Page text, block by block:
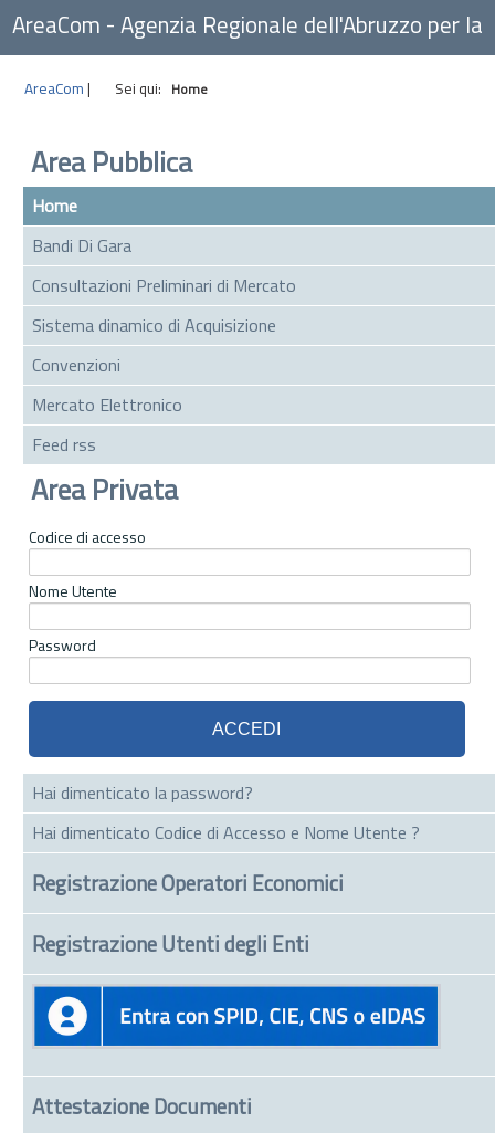
AreaCom - Agenzia Regionale dell'Abruzzo per la
Committenza
AreaCom | Sei qui: Home
Area Pubblica
Home
Bandi Di Gara
Consultazioni Preliminari di Mercato
Sistema dinamico di Acquisizione
Convenzioni
Mercato Elettronico
Feed rss
Area Privata
Codice di accesso
Nome Utente
Password
Hai dimenticato la password?
Hai dimenticato Codice di Accesso e Nome Utente ?
Registrazione Operatori Economici
Registrazione Utenti degli Enti
Attestazione Documenti